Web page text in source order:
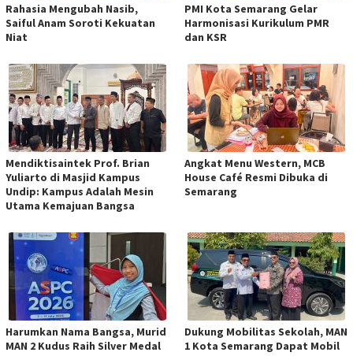
Rahasia Mengubah Nasib,
Saiful Anam Soroti Kekuatan
Niat
PMI Kota Semarang Gelar
Harmonisasi Kurikulum PMR
dan KSR
Mendiktisaintek Prof. Brian
Yuliarto di Masjid Kampus
Undip: Kampus Adalah Mesin
Utama Kemajuan Bangsa
Angkat Menu Western, MCB
House Café Resmi Dibuka di
Semarang
Harumkan Nama Bangsa, Murid
MAN 2 Kudus Raih Silver Medal
Dukung Mobilitas Sekolah, MAN
1 Kota Semarang Dapat Mobil